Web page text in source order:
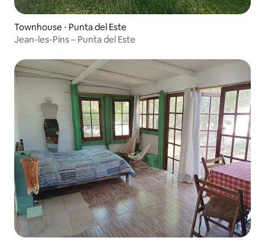
Townhouse ⋅ Punta del Este
Jean-les-Pins – Punta del Este